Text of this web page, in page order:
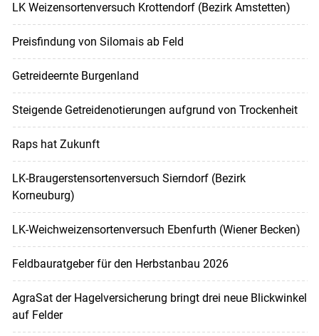
LK Weizensortenversuch Krottendorf (Bezirk Amstetten)
Preisfindung von Silomais ab Feld
Getreideernte Burgenland
Steigende Getreidenotierungen aufgrund von Trockenheit
Raps hat Zukunft
LK-Braugerstensortenversuch Sierndorf (Bezirk
Korneuburg)
LK-Weichweizensortenversuch Ebenfurth (Wiener Becken)
Feldbauratgeber für den Herbstanbau 2026
AgraSat der Hagelversicherung bringt drei neue Blickwinkel
auf Felder